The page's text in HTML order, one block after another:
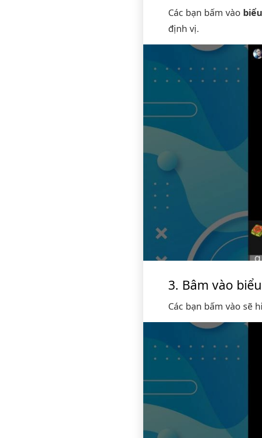
Các bạn bấm vào
định vị.
Bâm vào
Các bạn bấm vào sẽ